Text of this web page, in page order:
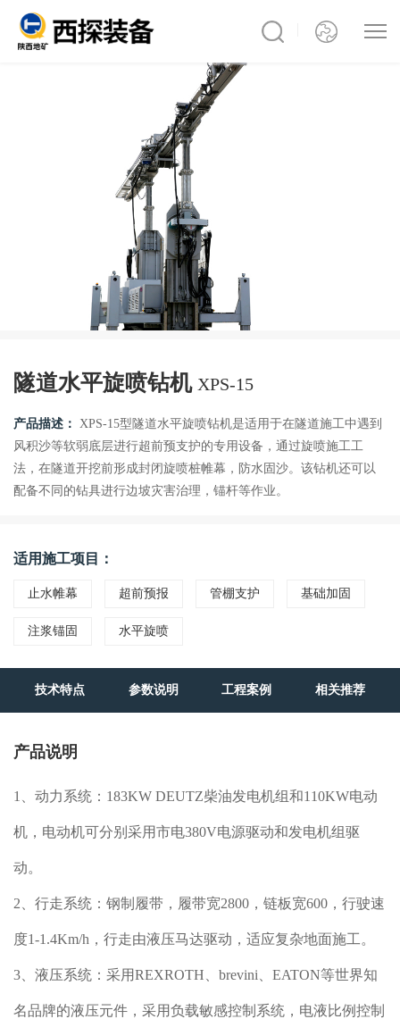
隧道水平旋喷钻机 XPS-15
产品描述： XPS-15型隧道水平旋喷钻机是适用于在隧道施工中遇到
风积沙等软弱底层进行超前预支护的专用设备，通过旋喷施工工
法，在隧道开挖前形成封闭旋喷桩帷幕，防水固沙。该钻机还可以
配备不同的钻具进行边坡灾害治理，锚杆等作业。
适用施工项目：
止水帷幕 超前预报 管棚支护 基础加固
注浆锚固 水平旋喷
技术特点 参数说明 工程案例 相关推荐
产品说明
1、动力系统：183KW DEUTZ柴油发电机组和110KW电动
机，电动机可分别采用市电380V电源驱动和发电机组驱
动。
2、行走系统：钢制履带，履带宽2800，链板宽600，行驶速
度1-1.4Km/h，行走由液压马达驱动，适应复杂地面施工。
3、液压系统：采用REXROTH、brevini、EATON等世界知
名品牌的液压元件，采用负载敏感控制系统，电液比例控制